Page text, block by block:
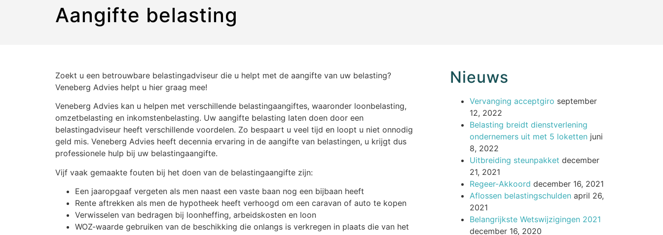
Aangifte belasting
Zoekt u een betrouwbare belastingadviseur die u helpt met de aangifte van uw belasting?
Veneberg Advies helpt u hier graag mee!
Veneberg Advies kan u helpen met verschillende belastingaangiftes, waaronder loonbelasting,
omzetbelasting en inkomstenbelasting. Uw aangifte belasting laten doen door een
belastingadviseur heeft verschillende voordelen. Zo bespaart u veel tijd en loopt u niet onnodig
geld mis. Veneberg Advies heeft decennia ervaring in de aangifte van belastingen, u krijgt dus
professionele hulp bij uw belastingaangifte.
Vijf vaak gemaakte fouten bij het doen van de belastingaangifte zijn:
Een jaaropgaaf vergeten als men naast een vaste baan nog een bijbaan heeft
Rente aftrekken als men de hypotheek heeft verhoogd om een caravan of auto te kopen
Verwisselen van bedragen bij loonheffing, arbeidskosten en loon
WOZ-waarde gebruiken van de beschikking die onlangs is verkregen in plaats die van het
Nieuws
Vervanging acceptgiro september
12, 2022
Belasting breidt dienstverlening
ondernemers uit met 5 loketten juni
8, 2022
Uitbreiding steunpakket december
21, 2021
Regeer-Akkoord december 16, 2021
Aflossen belastingschulden april 26,
2021
Belangrijkste Wetswijzigingen 2021
december 16, 2020